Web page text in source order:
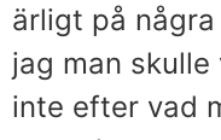
ärligt på
jag man
inte efter vad